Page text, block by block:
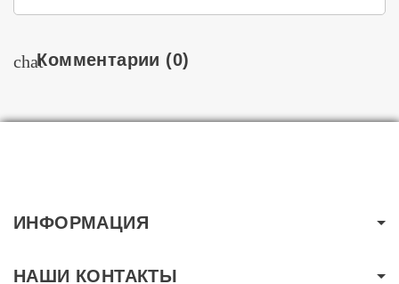
chatКомментарии (0)
ИНФОРМАЦИЯ
НАШИ КОНТАКТЫ